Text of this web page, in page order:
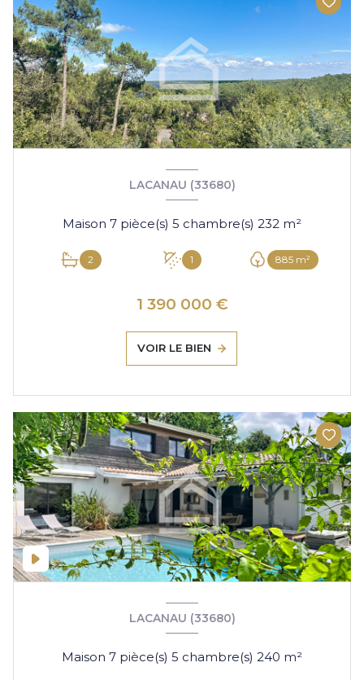
LACANAU (33680)
Maison 7 pièce(s) 5 chambre(s) 232 m²
2 1 885 m²
1 390 000 €
VOIR LE BIEN
LACANAU (33680)
Maison 7 pièce(s) 5 chambre(s) 240 m²